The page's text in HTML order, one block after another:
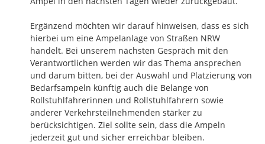
Ergänzend möchten wir darauf hinweisen, dass es sich
hierbei um eine Ampelanlage von Straßen NRW
handelt. Bei unserem nächsten Gespräch mit den
Verantwortlichen werden wir das Thema ansprechen
und darum bitten, bei der Auswahl und Platzierung von
Bedarfsampeln künftig auch die Belange von
Rollstuhlfahrerinnen und Rollstuhlfahrern sowie
anderer Verkehrsteilnehmenden stärker zu
berücksichtigen. Ziel sollte sein, dass die Ampeln
jederzeit gut und sicher erreichbar bleiben.